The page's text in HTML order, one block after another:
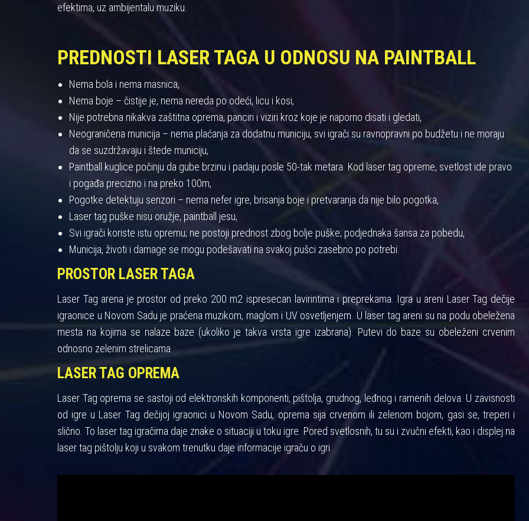
efektima, uz ambijentalu muziku.
PREDNOSTI LASER TAGA U ODNOSU NA PAINTBALL
Nema bola i nema masnica,
Nema boje – čistije je, nema nereda po odeći, licu i kosi,
Nije potrebna nikakva zaštitna oprema, panciri i viziri kroz koje je naporno disati i gledati,
Neograničena municija – nema plaćanja za dodatnu municiju, svi igrači su ravnopravni po budžetu i ne moraju
da se suzdržavaju i štede municiju,
Paintball kuglice počinju da gube brzinu i padaju posle 50-tak metara. Kod laser tag opreme, svetlost ide pravo
i pogađa precizno i na preko 100m,
Pogotke detektuju senzori – nema nefer igre, brisanja boje i pretvaranja da nije bilo pogotka,
Laser tag puške nisu oružje, paintball jesu,
Svi igrači koriste istu opremu; ne postoji prednost zbog bolje puške; podjednaka šansa za pobedu,
Municija, životi i damage se mogu podešavati na svakoj pušci zasebno po potrebi.
PROSTOR LASER TAGA
Laser Tag arena je prostor od preko 200 m2 ispresecan lavirintima i preprekama. Igra u areni Laser Tag dečije
igraonice u Novom Sadu je praćena muzikom, maglom i UV osvetljenjem. U laser tag areni su na podu obeležena
mesta na kojima se nalaze baze (ukoliko je takva vrsta igre izabrana). Putevi do baze su obeleženi crvenim
odnosno zelenim strelicama.
LASER TAG OPREMA
Laser Tag oprema se sastoji od elektronskih komponenti, pištolja, grudnog, leđnog i ramenih delova. U zavisnosti
od igre u Laser Tag dečijoj igraonici u Novom Sadu, oprema sija crvenom ili zelenom bojom, gasi se, treperi i
slično. To laser tag igračima daje znake o situaciji u toku igre. Pored svetlosnih, tu su i zvučni efekti, kao i displej na
laser tag pištolju koji u svakom trenutku daje informacije igraču o igri.